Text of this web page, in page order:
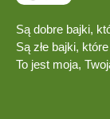
Są dobre bajki,
Są złe bajki,
To jest moja,